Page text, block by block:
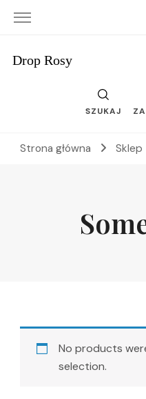
Drop Rosy
SZUKAJ
Strona główna Sklep
No products
selection.